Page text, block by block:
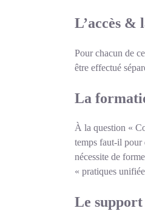
L’accès &
Pour chacun de
être effectué
La
À la question «
temps faut-il pour
nécessite de
« pratiques
Le support